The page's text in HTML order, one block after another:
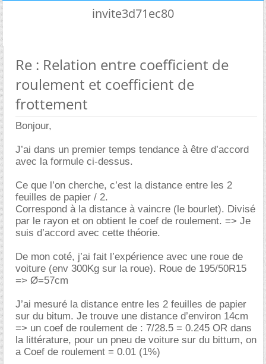
invite3d71ec80
Re : Relation entre coefficient de
roulement et coefficient de
frottement
Bonjour,
J’ai dans un premier temps tendance à être d’accord
avec la formule ci-dessus.
Ce que l’on cherche, c’est la distance entre les 2
feuilles de papier / 2.
Correspond à la distance à vaincre (le bourlet). Divisé
par le rayon et on obtient le coef de roulement. => Je
suis d’accord avec cette théorie.
De mon coté, j’ai fait l’expérience avec une roue de
voiture (env 300Kg sur la roue). Roue de 195/50R15
=> Ø=57cm
J’ai mesuré la distance entre les 2 feuilles de papier
sur du bitum. Je trouve une distance d’environ 14cm
=> un coef de roulement de : 7/28.5 = 0.245 OR dans
la littérature, pour un pneu de voiture sur du bittum, on
a Coef de roulement = 0.01 (1%)